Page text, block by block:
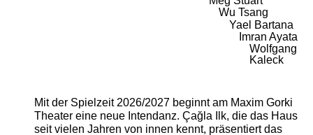
Wu Tsang
Yael Bartana
Imran Ayata
Wolfgang
Kaleck
Mit der Spielzeit 2026/2027 beginnt am Maxim Gorki
Theater eine neue Intendanz. Çağla Ilk, die das Haus
seit vielen Jahren von innen kennt, präsentiert das